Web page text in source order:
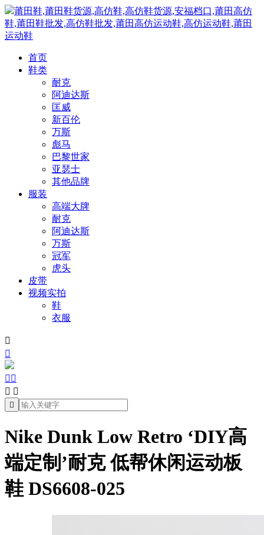
莆田鞋,莆田鞋货源,高仿鞋,高仿鞋货源,安福档口,莆田高仿
鞋,莆田鞋批发,高仿鞋批发,莆田高仿运动鞋,高仿运动鞋,莆田
运动鞋
首页
鞋类
耐克
阿迪达斯
匡威
新百伦
万斯
彪马
巴黎世家
亚瑟士
其他品牌
服装
高端大牌
耐克
阿迪达斯
万斯
冠军
虎头
皮带
视频实拍
鞋
衣服


 
 

Nike Dunk Low Retro ‘DIY高
端定制’耐克 低帮休闲运动板
鞋 DS6608-025